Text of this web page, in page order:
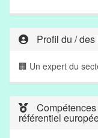
Profil du /
🏢 Un expert du
référentiel